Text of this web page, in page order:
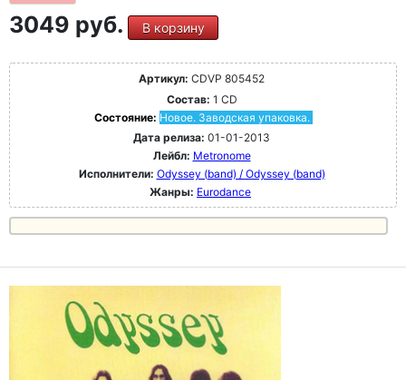
3049 руб. В корзину
Артикул: CDVP 805452
Состав: 1 CD
Состояние: Новое. Заводская упаковка.
Дата релиза: 01-01-2013
Лейбл: Metronome
Исполнители: Odyssey (band) / Odyssey (band)
Жанры: Eurodance